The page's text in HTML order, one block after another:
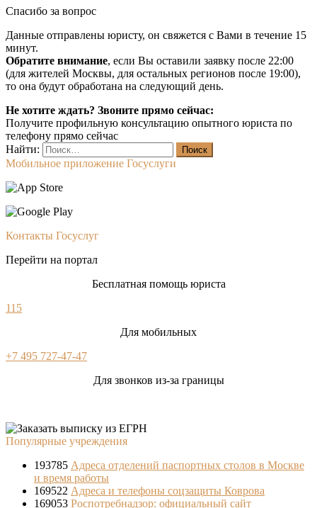
Спасибо за вопрос
Данные отправлены юристу, он свяжется с Вами в течение 15
минут.
Обратите внимание, если Вы оставили заявку после 22:00
(для жителей Москвы, для остальных регионов после 19:00),
то она будут обработана на следующий день.
Не хотите ждать? Звоните прямо сейчас:
Получите профильную консультацию опытного юриста по
телефону прямо сейчас
Найти:
Мобильное приложение Госуслуги
Контакты Госуслуг
Перейти на портал
Бесплатная помощь юриста
115
Для мобильных
+7 495 727-47-47
Для звонков из-за границы
Популярные учреждения
193785 Адреса отделений паспортных столов в Москве
и время работы
169522 Адреса и телефоны соцзащиты Коврова
169053 Роспотребнадзор: официальный сайт